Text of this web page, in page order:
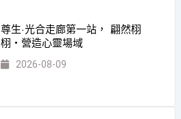
尊生·光合走廊第一站， 翩然栩
栩・營造心靈場域
2026-08-09